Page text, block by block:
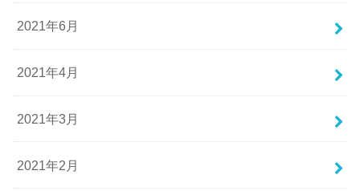
2021年6月
2021年4月
2021年3月
2021年2月